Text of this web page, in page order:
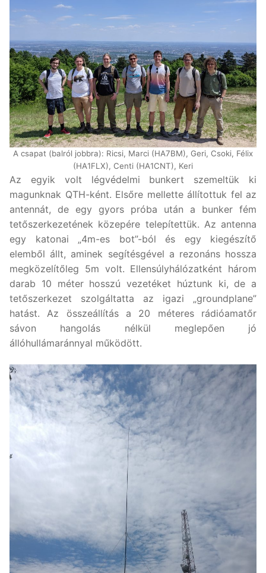
A csapat (balról jobbra): Ricsi, Marci (HA7BM), Geri, Csoki, Félix
(HA1FLX), Centi (HA1CNT), Keri
Az egyik volt légvédelmi bunkert szemeltük ki
magunknak QTH-ként. Elsőre mellette állítottuk fel az
antennát, de egy gyors próba után a bunker fém
tetőszerkezetének közepére telepítettük. Az antenna
egy katonai „4m-es bot”-ból és egy kiegészítő
elemből állt, aminek segítésgével a rezonáns hossza
megközelítőleg 5m volt. Ellensúlyhálózatként három
darab 10 méter hosszú vezetéket húztunk ki, de a
tetőszerkezet szolgáltatta az igazi „groundplane”
hatást. Az összeállítás a 20 méteres rádióamatőr
sávon hangolás nélkül meglepően jó
állóhullámaránnyal működött.